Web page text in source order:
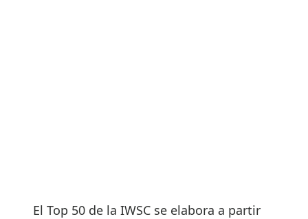
El Top 50 de la IWSC se elabora a partir